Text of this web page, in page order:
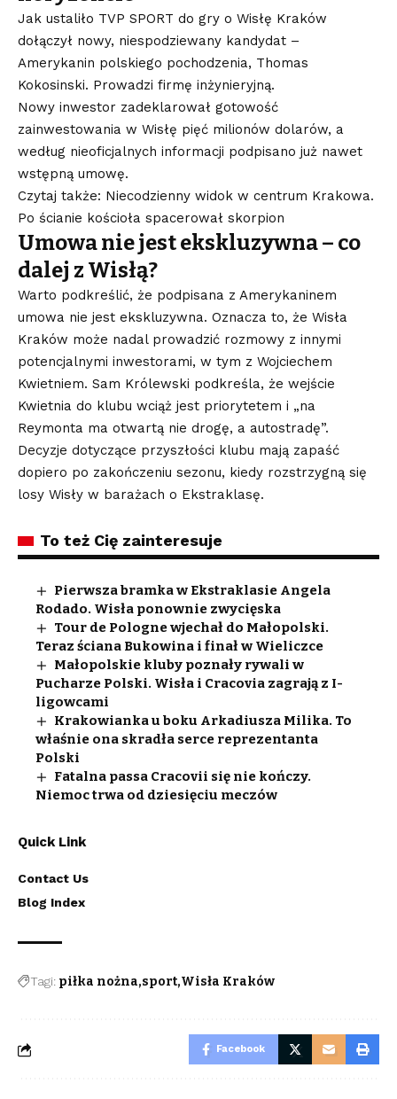
Jak ustaliło TVP SPORT do gry o Wisłę Kraków
dołączył nowy, niespodziewany kandydat –
Amerykanin polskiego pochodzenia, Thomas
Kokosinski. Prowadzi firmę inżynieryjną.
Nowy inwestor zadeklarował gotowość
zainwestowania w Wisłę pięć milionów dolarów, a
według nieoficjalnych informacji podpisano już nawet
wstępną umowę.
Czytaj także: Niecodzienny widok w centrum Krakowa.
Po ścianie kościoła spacerował skorpion
Umowa nie jest ekskluzywna – co
dalej z Wisłą?
Warto podkreślić, że podpisana z Amerykaninem
umowa nie jest ekskluzywna. Oznacza to, że Wisła
Kraków może nadal prowadzić rozmowy z innymi
potencjalnymi inwestorami, w tym z Wojciechem
Kwietniem. Sam Królewski podkreśla, że wejście
Kwietnia do klubu wciąż jest priorytetem i „na
Reymonta ma otwartą nie drogę, a autostradę”.
Decyzje dotyczące przyszłości klubu mają zapaść
dopiero po zakończeniu sezonu, kiedy rozstrzygną się
losy Wisły w barażach o Ekstraklasę.
To też Cię zainteresuje
Pierwsza bramka w Ekstraklasie Angela
Rodado. Wisła ponownie zwycięska
Tour de Pologne wjechał do Małopolski.
Teraz ściana Bukowina i finał w Wieliczce
Małopolskie kluby poznały rywali w
Pucharze Polski. Wisła i Cracovia zagrają z I-
ligowcami
Krakowianka u boku Arkadiusza Milika. To
właśnie ona skradła serce reprezentanta
Polski
Fatalna passa Cracovii się nie kończy.
Niemoc trwa od dziesięciu meczów
Quick Link
Contact Us
Blog Index
Tagi: piłka nożna sport Wisła Kraków
Facebook